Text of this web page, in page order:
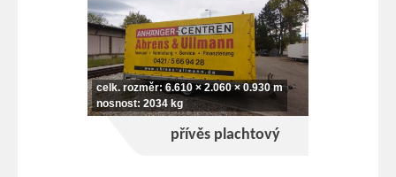
celk. rozměr: 6.610 × 2.060 × 0.930 m
nosnost: 2034 kg
přívěs plachtový